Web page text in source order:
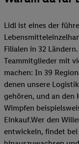
Lidl ist eines der
Filialen in 32
Teammitglieder mit
machen: In 39
denen unsere
gehören, und an den
Wimpfen
Einkauf.Wer den
entwickeln, findet